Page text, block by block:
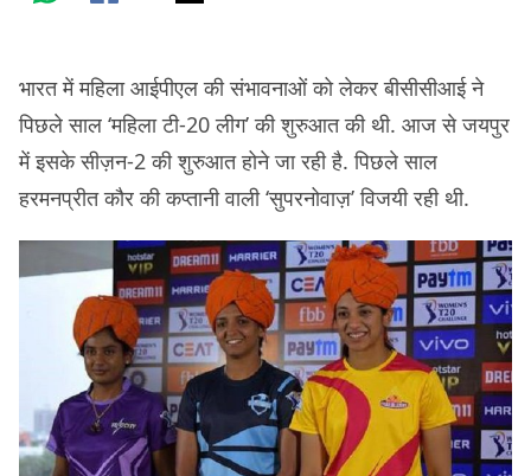
भारत में महिला आईपीएल की संभावनाओं को लेकर बीसीसीआई ने
पिछले साल ‘महिला टी-20 लीग’ की शुरुआत की थी. आज से जयपुर
में इसके सीज़न-2 की शुरुआत होने जा रही है. पिछले साल
हरमनप्रीत कौर की कप्तानी वाली ‘सुपरनोवाज़’ विजयी रही थी.